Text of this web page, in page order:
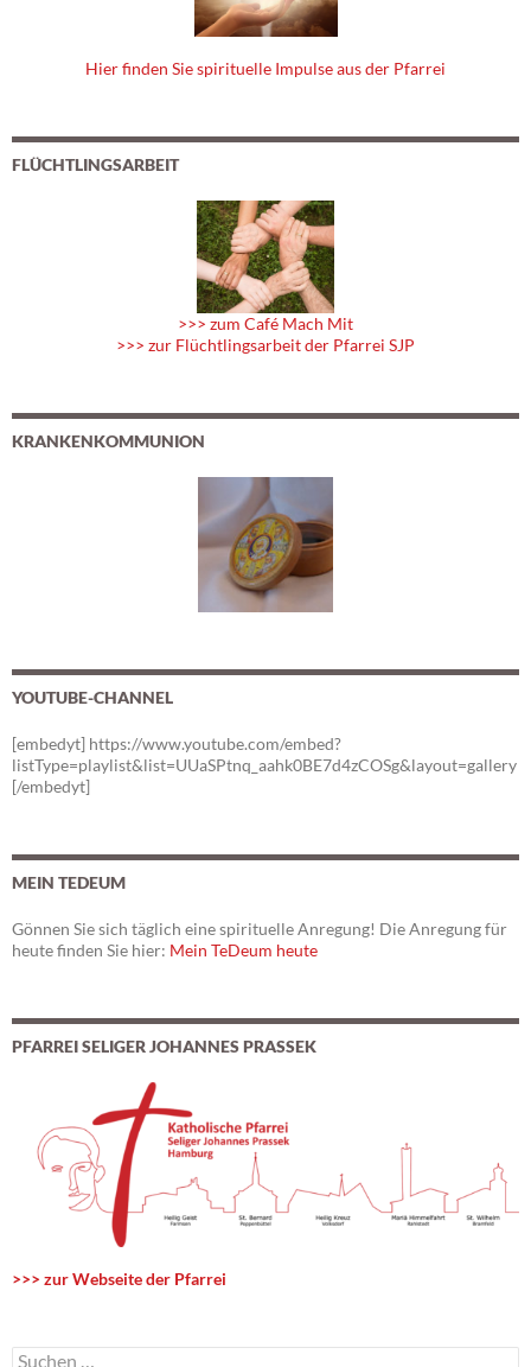
Hier finden Sie spirituelle Impulse aus der Pfarrei
FLÜCHTLINGSARBEIT
>>> zum Café Mach Mit
>>> zur Flüchtlingsarbeit der Pfarrei SJP
KRANKENKOMMUNION
YOUTUBE-CHANNEL
[embedyt] https://www.youtube.com/embed?
listType=playlist&list=UUaSPtnq_aahk0BE7d4zCOSg&layout=gallery
[/embedyt]
MEIN TEDEUM
Gönnen Sie sich täglich eine spirituelle Anregung! Die Anregung für
heute finden Sie hier: Mein TeDeum heute
PFARREI SELIGER JOHANNES PRASSEK
>>> zur Webseite der Pfarrei
S